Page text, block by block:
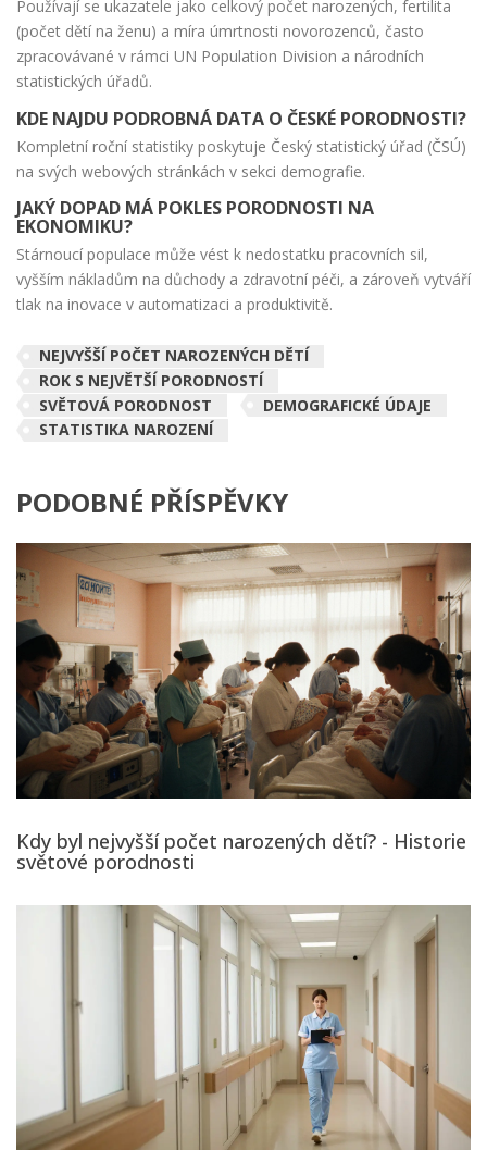
Používají se ukazatele jako celkový počet narozených, fertilita
(počet dětí na ženu) a míra úmrtnosti novorozenců, často
zpracovávané v rámci UN Population Division a národních
statistických úřadů.
KDE NAJDU PODROBNÁ DATA O ČESKÉ PORODNOSTI?
Kompletní roční statistiky poskytuje Český statistický úřad (ČSÚ)
na svých webových stránkách v sekci demografie.
JAKÝ DOPAD MÁ POKLES PORODNOSTI NA
EKONOMIKU?
Stárnoucí populace může vést k nedostatku pracovních sil,
vyšším nákladům na důchody a zdravotní péči, a zároveň vytváří
tlak na inovace v automatizaci a produktivitě.
NEJVYŠŠÍ POČET NAROZENÝCH DĚTÍ
ROK S NEJVĚTŠÍ PORODNOSTÍ
SVĚTOVÁ PORODNOST
DEMOGRAFICKÉ ÚDAJE
STATISTIKA NAROZENÍ
PODOBNÉ PŘÍSPĚVKY
Kdy byl nejvyšší počet narozených dětí? - Historie
světové porodnosti